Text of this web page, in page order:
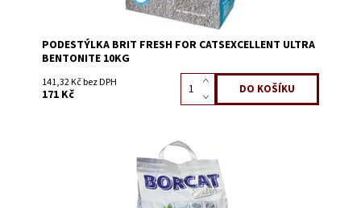
PODESTÝLKA BRIT FRESH FOR CATSEXCELLENT ULTRA
BENTONITE 10KG
141,32 Kč bez DPH
171 Kč
Skladem 6
55008